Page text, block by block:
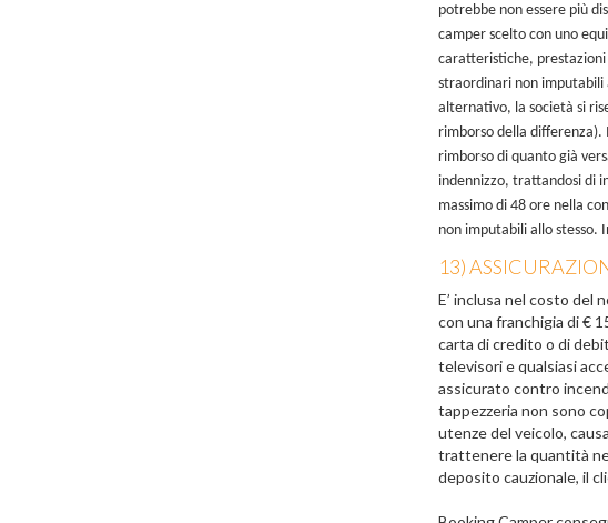
potrebbe non essere più
camper scelto con uno
caratteristiche, prestazioni
straordinari non imputabili
alternativo, la società si
rimborso della
rimborso di quanto già
indennizzo, trattandosi di
massimo di 48 ore nella
non imputabili allo stesso.
13)
E’ inclusa nel costo del
con una franchigia di €
carta di credito o di
televisori e qualsiasi
assicurato contro
tappezzeria non sono
utenze del veicolo,
trattenere la quantità
deposito cauzionale, il